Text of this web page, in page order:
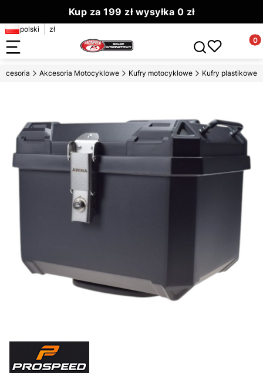
Kup za 199 zł wysyłka 0 zł
polski zł
Otwórz
Akcesoria Motocyklowe Kufry motocyklowe Kufry plastikowe